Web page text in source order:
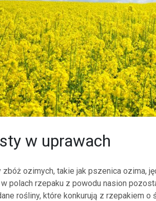
w uprawach
zbóż ozimych, takie jak pszenica ozima,
polach rzepaku z powodu nasion
rośliny, które konkurują z rzepakiem o